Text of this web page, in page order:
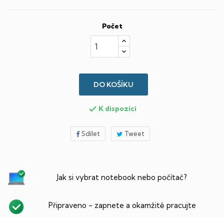
Počet
DO KOŠÍKU
 K dispozici
Sdílet Tweet
Jak si vybrat notebook nebo počítač?
Připraveno - zapnete a okamžitě pracujte